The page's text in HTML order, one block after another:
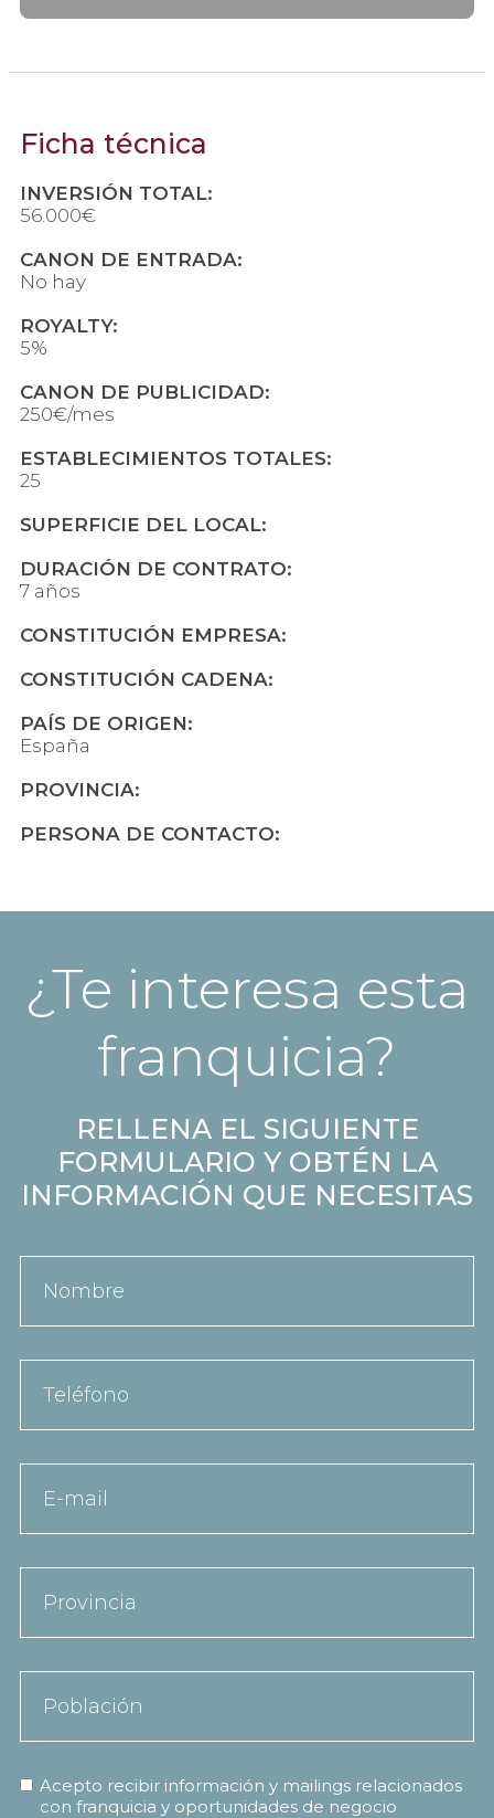
Ficha técnica
INVERSIÓN TOTAL:
56.000€
CANON DE ENTRADA:
No hay
ROYALTY:
5%
CANON DE PUBLICIDAD:
250€/mes
ESTABLECIMIENTOS TOTALES:
25
SUPERFICIE DEL LOCAL:
DURACIÓN DE CONTRATO:
7 años
CONSTITUCIÓN EMPRESA:
CONSTITUCIÓN CADENA:
PAÍS DE ORIGEN:
España
PROVINCIA:
PERSONA DE CONTACTO:
¿Te interesa esta
franquicia?
RELLENA EL SIGUIENTE
FORMULARIO Y OBTÉN LA
INFORMACIÓN QUE NECESITAS
Acepto recibir información y mailings relacionados
con franquicia y oportunidades de negocio